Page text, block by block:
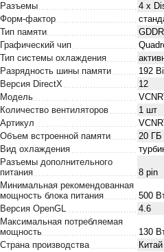
Разъемы
4 x
Форм-фактор
Тип памяти
Графический чип
Тип системы охлаждения
Разрядность шины памяти
192
Версия DirectX
12
Модель
Количество вентиляторов
1 шт
Артикул
Объем встроенной памяти
20 ГБ
Вид охлаждения
Разъемы дополнительного
питания
8 pin
Минимальная рекомендованная
мощность блока питания
500
Версия OpenGL
4.6
Максимальная потребляемая
мощность
130
Страна производства
Китай